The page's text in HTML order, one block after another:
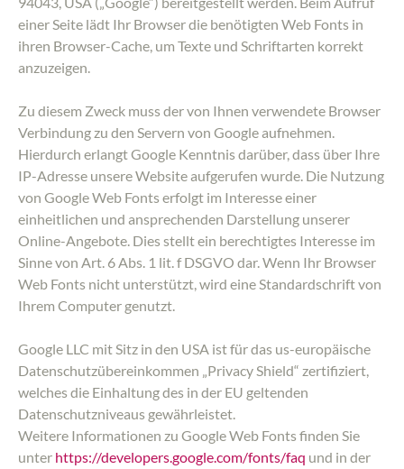
einer Seite lädt Ihr Browser die benötigten Web Fonts in
ihren Browser-Cache, um Texte und Schriftarten korrekt
anzuzeigen.
Zu diesem Zweck muss der von Ihnen verwendete Browser
Verbindung zu den Servern von Google aufnehmen.
Hierdurch erlangt Google Kenntnis darüber, dass über Ihre
IP-Adresse unsere Website aufgerufen wurde. Die Nutzung
von Google Web Fonts erfolgt im Interesse einer
einheitlichen und ansprechenden Darstellung unserer
Online-Angebote. Dies stellt ein berechtigtes Interesse im
Sinne von Art. 6 Abs. 1 lit. f DSGVO dar. Wenn Ihr Browser
Web Fonts nicht unterstützt, wird eine Standardschrift von
Ihrem Computer genutzt.
Google LLC mit Sitz in den USA ist für das us-europäische
Datenschutzübereinkommen „Privacy Shield“ zertifiziert,
welches die Einhaltung des in der EU geltenden
Datenschutzniveaus gewährleistet.
Weitere Informationen zu Google Web Fonts finden Sie
unter https://developers.google.com/fonts/faq und in der